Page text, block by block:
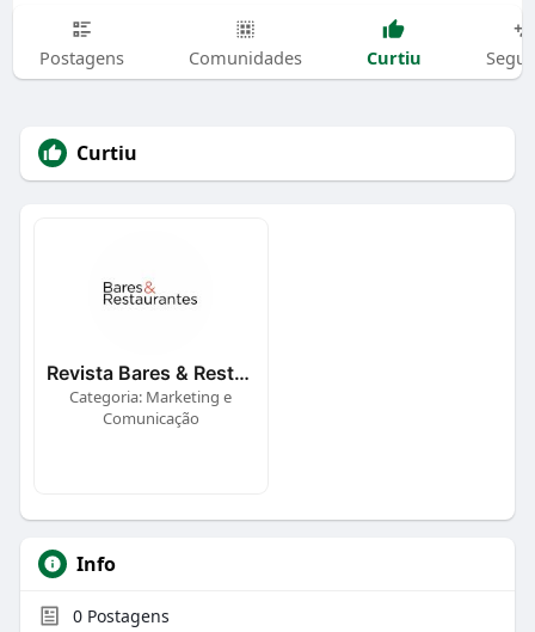
Postagens Comunidades Curtiu
Curtiu
Revista Bares & Restaurantes
Categoria: Marketing e
Comunicação
Info
0Postagens